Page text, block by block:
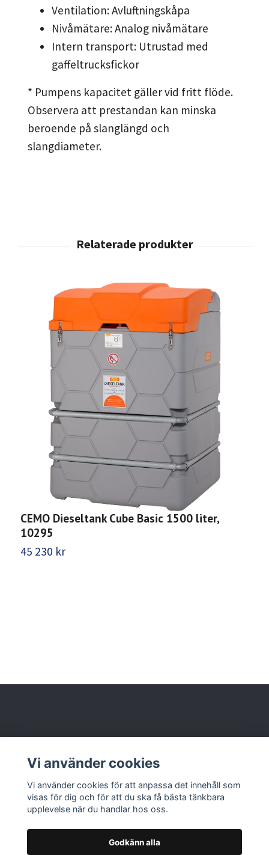
Ventilation: Avluftningskåpa
Nivåmätare: Analog nivåmätare
Intern transport: Utrustad med
gaffeltrucksfickor
* Pumpens kapacitet gäller vid fritt flöde.
Observera att prestandan kan minska
beroende på slanglängd och
slangdiameter.
CEMO Dieseltank Cube Basic 1500 liter,
10295
45 230 kr
Läs mer
Vi använder cookies
Vi använder cookies för att anpassa det innehåll som
visas för dig och för att du ska få bästa tänkbara
upplevelse när du handlar hos oss.
Godkänn alla